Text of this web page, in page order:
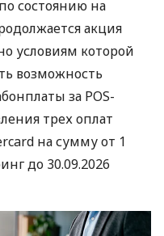
состоянию на
акция
условиям которой
возможность
за POS-
трех оплат
на сумму от 1
до 30.09.2026